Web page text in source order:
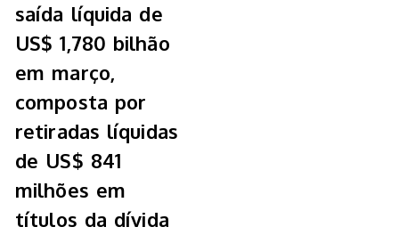
saída líquida de
US$ 1,780 bilhão
em março,
composta por
retiradas líquidas
de US$ 841
milhões em
títulos da dívida